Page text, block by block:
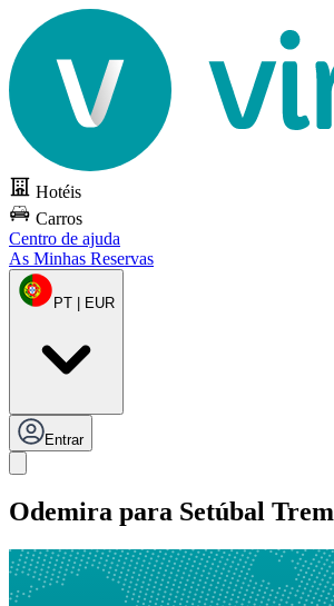
Hotéis
Carros
Centro de ajuda
As Minhas Reservas
PT | EUR
Entrar
Odemira para Setúbal Trem